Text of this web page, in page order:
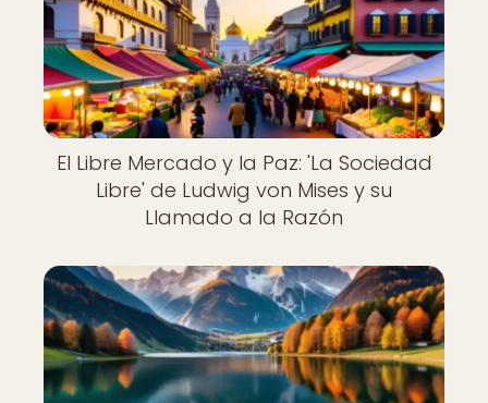
El Libre Mercado y la Paz: 'La Sociedad
Libre' de Ludwig von Mises y su
Llamado a la Razón